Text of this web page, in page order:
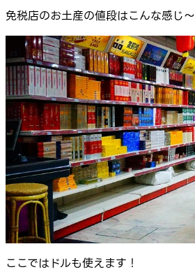
免税店のお土産の値段はこんな感じ～
ここではドルも使えます！